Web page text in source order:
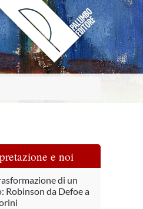
e noi
di un
Robinson da Defoe a